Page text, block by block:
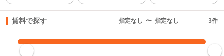
賃料で探す 指定なし 〜 指定なし 3件